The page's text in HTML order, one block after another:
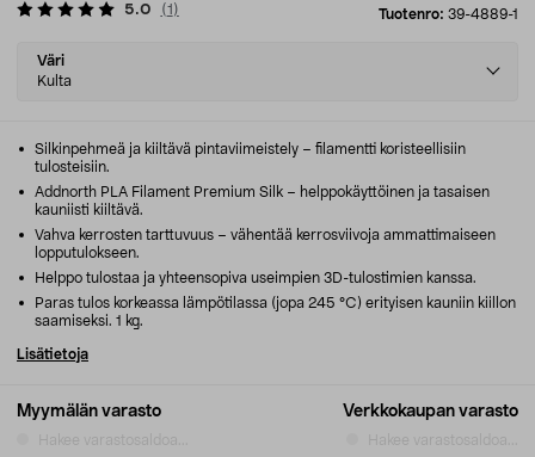
Tuotenro: 39-4889-1
5.0 (1 )
Select
variant
Väri
Kulta
Myymälän varasto
Hakee varastosaldoa...
Verkkokaupan varasto
Hakee varastosaldoa...
Silkinpehmeä ja kiiltävä pintaviimeistely – filamentti koristeellisiin
tulosteisiin.
Addnorth PLA Filament Premium Silk – helppokäyttöinen ja tasaisen
kauniisti kiiltävä.
Vahva kerrosten tarttuvuus – vähentää kerrosviivoja ammattimaiseen
lopputulokseen.
Helppo tulostaa ja yhteensopiva useimpien 3D-tulostimien kanssa.
Paras tulos korkeassa lämpötilassa (jopa 245 °C) erityisen kauniin kiillon
saamiseksi. 1 kg.
Lisätietoja